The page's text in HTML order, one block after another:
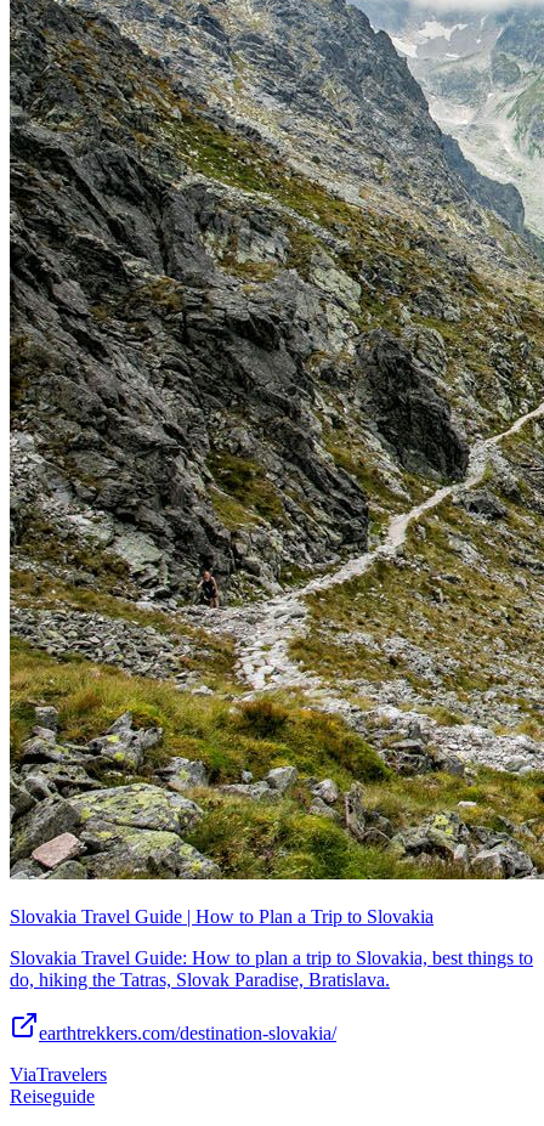
Slovakia Travel Guide | How to Plan a Trip to Slovakia
Slovakia Travel Guide: How to plan a trip to Slovakia, best things to
do, hiking the Tatras, Slovak Paradise, Bratislava.
earthtrekkers.com/destination-slovakia/
ViaTravelers
Reiseguide